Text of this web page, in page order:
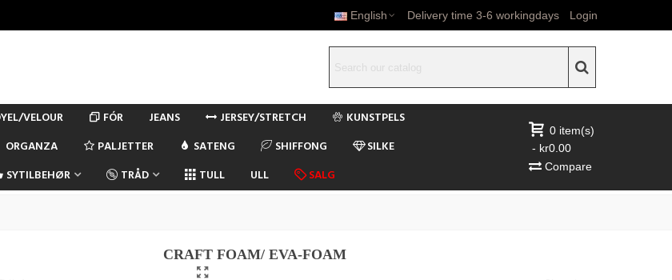
English Delivery time 3-6 workingdays Login
VELOUR FÓR JEANS JERSEY/STRETCH
KUNSTPELS
ORGANZA PALJETTER SATENG SHIFFONG
SILKE
SYTILBEHØR TRÅD TULL ULL SALG
0 item(s)
- kr0.00
Compare
CRAFT FOAM/ EVA-FOAM